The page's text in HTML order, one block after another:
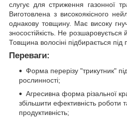
слугує для стриження газонної
Виготовлена з високоякісного
однакову товщину. Має високу
зносостійкість. Не розшаровується
Товщина волосіні підбирається
Переваги:
Форма перерізу "трикутник"
рослинності;
Агресивна форма різальної
збільшити ефективність роботи
продуктивність;